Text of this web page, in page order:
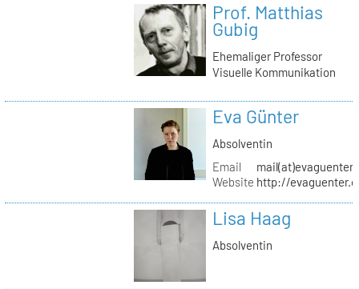
Prof. Matthias
Gubig
Ehemaliger Professor
Visuelle Kommunikation
Eva Günter
Absolventin
Email
Website http://
Lisa Haag
Absolventin